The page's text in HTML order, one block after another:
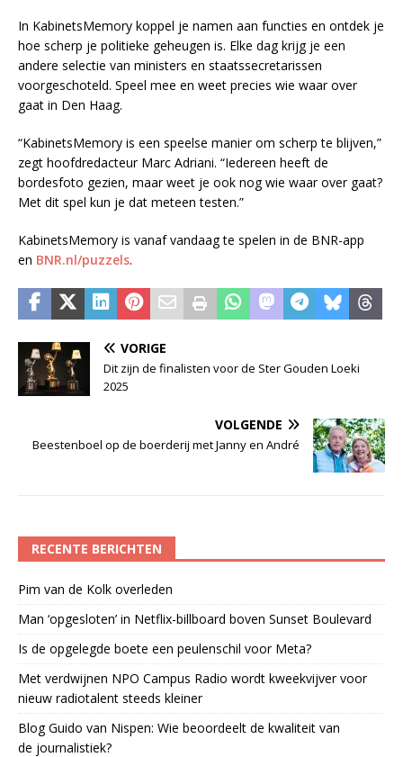
In KabinetsMemory koppel je namen aan functies en ontdek je
hoe scherp je politieke geheugen is. Elke dag krijg je een
andere selectie van ministers en staatssecretarissen
voorgeschoteld. Speel mee en weet precies wie waar over
gaat in Den Haag.
“KabinetsMemory is een speelse manier om scherp te blijven,”
zegt hoofdredacteur Marc Adriani. “Iedereen heeft de
bordesfoto gezien, maar weet je ook nog wie waar over gaat?
Met dit spel kun je dat meteen testen.”
KabinetsMemory is vanaf vandaag te spelen in de BNR-app
en BNR.nl/puzzels.
VORIGE
Dit zijn de finalisten voor de Ster Gouden Loeki
2025
VOLGENDE
Beestenboel op de boerderij met Janny en André
RECENTE BERICHTEN
Pim van de Kolk overleden
Man ‘opgesloten’ in Netflix-billboard boven Sunset Boulevard
Is de opgelegde boete een peulenschil voor Meta?
Met verdwijnen NPO Campus Radio wordt kweekvijver voor
nieuw radiotalent steeds kleiner
Blog Guido van Nispen: Wie beoordeelt de kwaliteit van
de journalistiek?